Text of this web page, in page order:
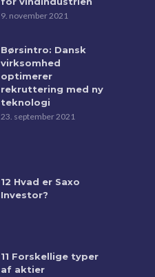
9. november 2021
Børsintro: Dansk
virksomhed
optimerer
rekruttering med ny
teknologi
23. september 2021
12 Hvad er Saxo
Investor?
11 Forskellige typer
af aktier